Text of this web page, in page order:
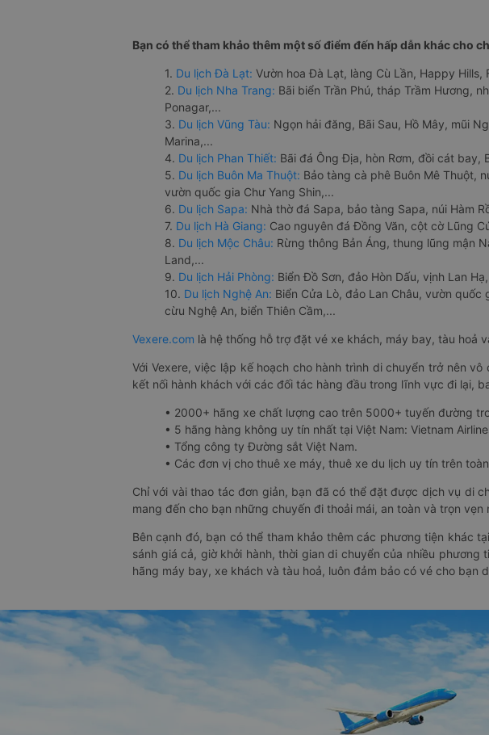
Bạn có thể tham khảo thêm một số điểm đến hấp dẫn khác cho
1. Du lịch Đà Lạt: Vườn hoa Đà Lạt, làng Cù Lần, Happy
2. Du lịch Nha Trang: Bãi biển Trần Phú, tháp Trầm Hương,
Ponagar,...
3. Du lịch Vũng Tàu: Ngọn hải đăng, Bãi Sau, Hồ Mây, mũi
Marina,...
4. Du lịch Phan Thiết: Bãi đá Ông Địa, hòn Rơm, đồi cát bay,
5. Du lịch Buôn Ma Thuột: Bảo tàng cà phê Buôn Mê Thuột,
vườn quốc gia Chư Yang Shin,...
6. Du lịch Sapa: Nhà thờ đá Sapa, bảo tàng Sapa, núi Hàm
7. Du lịch Hà Giang: Cao nguyên đá Đồng Văn, cột cờ Lũng
8. Du lịch Mộc Châu: Rừng thông Bản Áng, thung lũng mận
Land,...
9. Du lịch Hải Phòng: Biển Đồ Sơn, đảo Hòn Dấu, vịnh Lan
10. Du lịch Nghệ An: Biển Cửa Lò, đảo Lan Châu, vườn
cừu Nghệ An, biển Thiên Cầm,...
Vexere.com là hệ thống hỗ trợ đặt vé xe khách, máy bay, tàu hoả
Với Vexere, việc lập kế hoạch cho hành trình di chuyển trở nên
kết nối hành khách với các đối tác hàng đầu trong lĩnh vực đi lại,
• 2000+ hãng xe chất lượng cao trên 5000+ tuyến đường
• 5 hãng hàng không uy tín nhất tại Việt Nam: Vietnam
• Tổng công ty Đường sắt Việt Nam.
• Các đơn vị cho thuê xe máy, thuê xe du lịch uy tín trên
Chỉ với vài thao tác đơn giản, bạn đã có thể đặt được dịch vụ di
mang đến cho bạn những chuyến đi thoải mái, an toàn và trọn vẹn
Bên cạnh đó, bạn có thể tham khảo thêm các phương tiện khác tại
sánh giá cả, giờ khởi hành, thời gian di chuyển của nhiều
hãng máy bay, xe khách và tàu hoả, luôn đảm bảo có vé cho bạn